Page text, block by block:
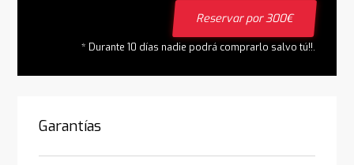
Reservar por 300€
* Durante 10 días nadie podrá comprarlo salvo tú!!.
Garantías